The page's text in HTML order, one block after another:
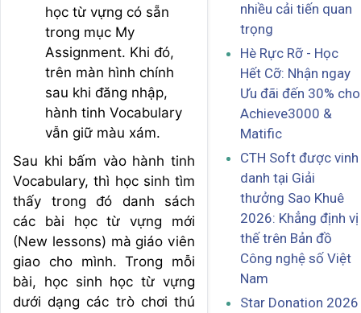
học từ vựng có sẵn
trong mục My
Assignment. Khi đó,
trên màn hình chính
sau khi đăng nhập,
hành tinh Vocabulary
vẫn giữ màu xám.
Sau khi bấm vào hành tinh
Vocabulary, thì học sinh tìm
thấy trong đó danh sách
các bài học từ vựng mới
(New lessons) mà giáo viên
giao cho mình. Trong mỗi
bài, học sinh học từ vựng
dưới dạng các trò chơi thú
nhiều cải tiến quan
trọng
Hè Rực Rỡ - Học
Hết Cỡ: Nhận ngay
Ưu đãi đến 30% cho
Achieve3000 &
Matific
CTH Soft được vinh
danh tại Giải
thưởng Sao Khuê
2026: Khẳng định vị
thế trên Bản đồ
Công nghệ số Việt
Nam
Star Donation 2026